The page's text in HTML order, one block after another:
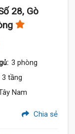
28, Gò
3 phòng
3 tầng
Nam
Chia sẻ